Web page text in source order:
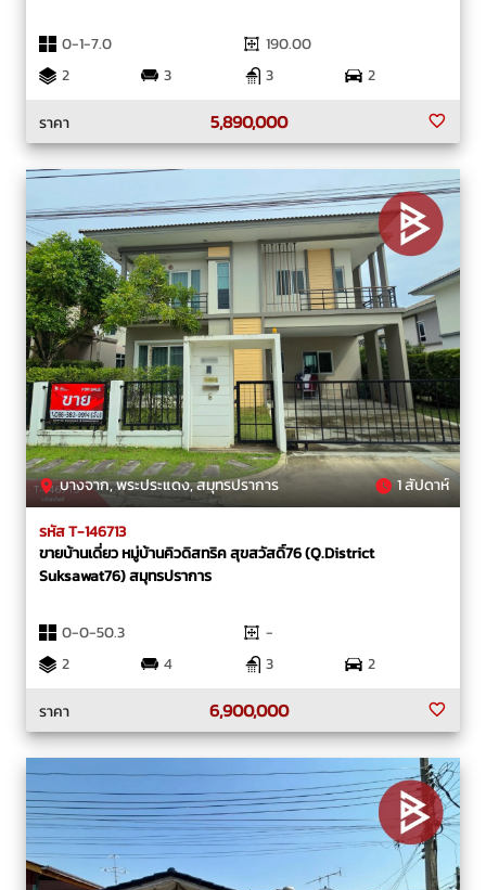
0-1-7.0
190.00
2
3 3
2
ราคา
5,890,000
บางจาก, พระประแดง, สมุทรปราการ 1 สัปดาห์
รหัส T-146713
ขายบ้านเดี่ยว หมู่บ้านคิวดิสทริค สุขสวัสดิ์76 (Q.District
Suksawat76) สมุทรปราการ
0-0-50.3
-
2
4 3
2
ราคา
6,900,000